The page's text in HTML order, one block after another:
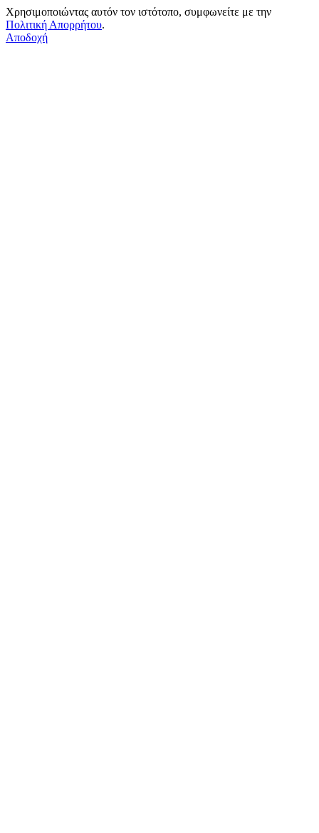
Χρησιμοποιώντας αυτόν τον ιστότοπο, συμφωνείτε με την
Πολιτική Απορρήτου.
Αποδοχή